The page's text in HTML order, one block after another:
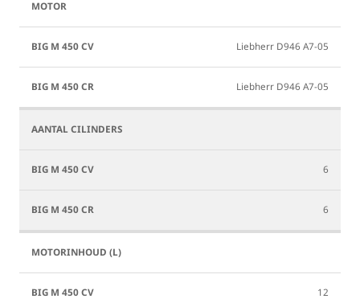
Liebherr D946 A7-05
Liebherr D946 A7-05
6
6
12